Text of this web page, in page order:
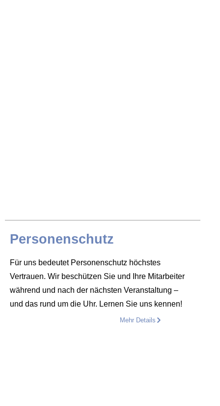
Personenschutz
Für uns bedeutet Personenschutz höchstes
Vertrauen. Wir beschützen Sie und Ihre Mitarbeiter
während und nach der nächsten Veranstaltung –
und das rund um die Uhr. Lernen Sie uns kennen!
Mehr Details